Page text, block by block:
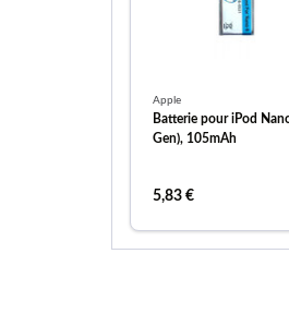
Apple
Batterie pour iPod
Gen), 105mAh
5,83 €